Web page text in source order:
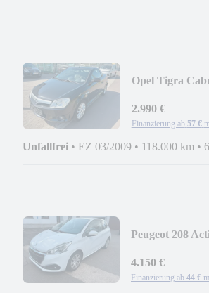
Opel Tigra
2.990 €
Finanzierung ab 57 €
Unfallfrei • EZ 03/2009 • 118.000 km •
Peugeot 208
4.150 €
Finanzierung ab 44 €